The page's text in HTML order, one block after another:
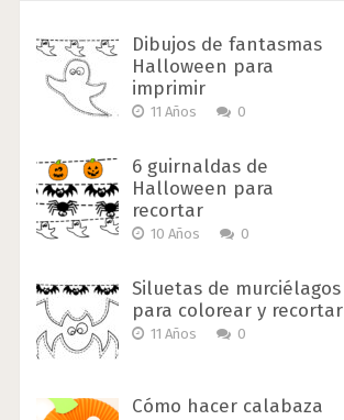
Dibujos de fantasmas
Halloween para
imprimir
11 Años 0
6 guirnaldas de
Halloween para
recortar
10 Años 0
Siluetas de murciélagos
para colorear y recortar
11 Años 0
Cómo hacer calabaza